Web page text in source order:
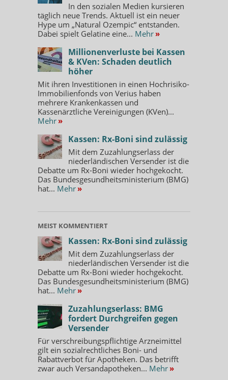
In den sozialen Medien kursieren
täglich neue Trends. Aktuell ist ein neuer
Hype um „Natural Ozempic“ entstanden.
Dabei spielt Gelatine eine... Mehr »
Millionenverluste bei Kassen
& KVen: Schaden deutlich
höher
Mit ihren Investitionen in einen Hochrisiko-
Immobilienfonds von Verius haben
mehrere Krankenkassen und
Kassenärztliche Vereinigungen (KVen)...
Mehr »
Kassen: Rx-Boni sind zulässig
Mit dem Zuzahlungserlass der
niederländischen Versender ist die
Debatte um Rx-Boni wieder hochgekocht.
Das Bundesgesundheitsministerium (BMG)
hat... Mehr »
MEIST KOMMENTIERT
Kassen: Rx-Boni sind zulässig
Mit dem Zuzahlungserlass der
niederländischen Versender ist die
Debatte um Rx-Boni wieder hochgekocht.
Das Bundesgesundheitsministerium (BMG)
hat... Mehr »
Zuzahlungserlass: BMG
fordert Durchgreifen gegen
Versender
Für verschreibungspflichtige Arzneimittel
gilt ein sozialrechtliches Boni- und
Rabattverbot für Apotheken. Das betrifft
zwar auch Versandapotheken... Mehr »